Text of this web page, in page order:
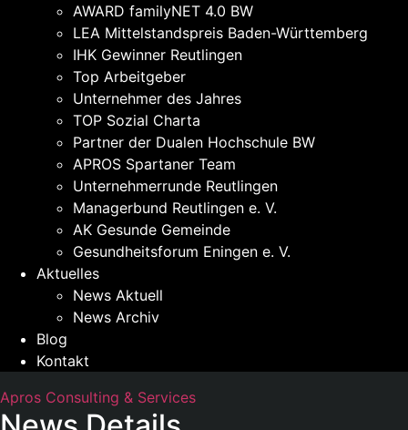
AWARD familyNET 4.0 BW
LEA Mittelstandspreis Baden-Württemberg
IHK Gewinner Reutlingen
Top Arbeitgeber
Unternehmer des Jahres
TOP Sozial Charta
Partner der Dualen Hochschule BW
APROS Spartaner Team
Unternehmerrunde Reutlingen
Managerbund Reutlingen e. V.
AK Gesunde Gemeinde
Gesundheitsforum Eningen e. V.
Aktuelles
News Aktuell
News Archiv
Blog
Kontakt
Apros Consulting & Services